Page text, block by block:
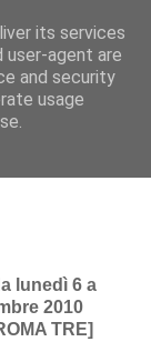
lunedì 6 a
2010
TRE]
its services
user-agent are
and security
usage